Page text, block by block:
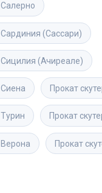
Салерно
Сардиния (Сассари)
Сицилия (Ачиреале)
Сиена Прокат
Турин Прокат
Верона Прокат